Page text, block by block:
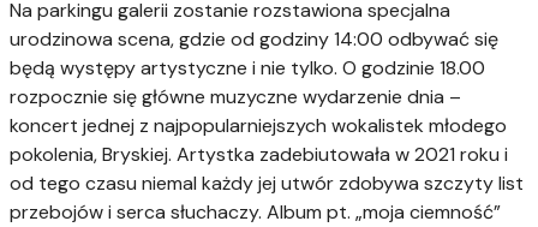
Na parkingu galerii zostanie rozstawiona specjalna
urodzinowa scena, gdzie od godziny 14:00 odbywać się
będą występy artystyczne i nie tylko. O godzinie 18.00
rozpocznie się główne muzyczne wydarzenie dnia –
koncert jednej z najpopularniejszych wokalistek młodego
pokolenia, Bryskiej. Artystka zadebiutowała w 2021 roku i
od tego czasu niemal każdy jej utwór zdobywa szczyty list
przebojów i serca słuchaczy. Album pt. „moja ciemność”